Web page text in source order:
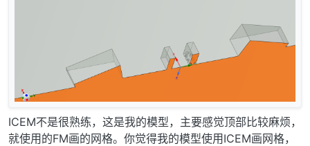
ICEM不是很熟练，这是我的模型，主要感觉顶部比较麻烦，
就使用的FM画的网格。你觉得我的模型使用ICEM画网格，